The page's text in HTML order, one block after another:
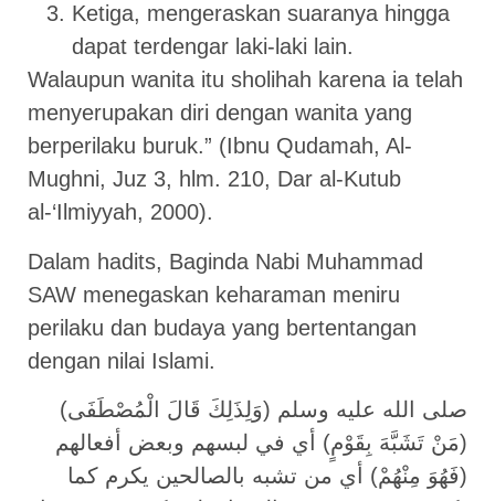
Ketiga, mengeraskan suaranya hingga
dapat terdengar laki-laki lain.
Walaupun wanita itu sholihah karena ia telah
menyerupakan diri dengan wanita yang
berperilaku buruk.” (Ibnu Qudamah, Al-
Mughni, Juz 3, hlm. 210, Dar al-Kutub
al-‘Ilmiyyah, 2000).
Dalam hadits, Baginda Nabi Muhammad
SAW menegaskan keharaman meniru
perilaku dan budaya yang bertentangan
dengan nilai Islami.
(وَلِذَلِكَ قَالَ الْمُصْطَفَى) صلى الله عليه وسلم
(مَنْ تَشَبَّهَ بِقَوْمٍ) أي في لبسهم وبعض أفعالهم
(فَهُوَ مِنْهُمْ) أي من تشبه بالصالحين يكرم كما